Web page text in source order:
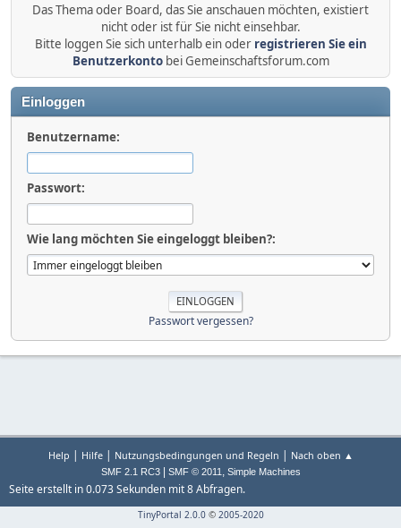
Das Thema oder Board, das Sie anschauen möchten, existiert
nicht oder ist für Sie nicht einsehbar.
Bitte loggen Sie sich unterhalb ein oder registrieren Sie ein
Benutzerkontobei Gemeinschaftsforum.com
Einloggen
Benutzername:
Passwort:
Wie lang möchten Sie eingeloggt bleiben?:
Passwort vergessen?
Help | Hilfe| Nutzungsbedingungen und Regeln | Nach oben ▲
SMF 2.1 RC3| SMF © 2011, Simple Machines
Seite erstellt in 0.073 Sekunden mit 8 Abfragen.
TinyPortal 2.0.0© 2005-2020